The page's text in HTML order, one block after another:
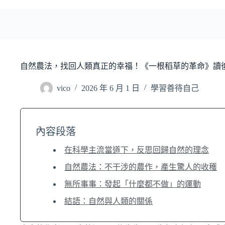
自然農法，找回人類真正的幸福！《一根稻草的革命》讀
vico 2026 年 6 月 1 日 學習善待自己
內容段落
在科學主流當道下，反思回歸自然的理念
自然農法：不干涉的農作，產生驚人的收穫
無所事事：發起「什麼都不做」的運動
結語：自然與人類的關係